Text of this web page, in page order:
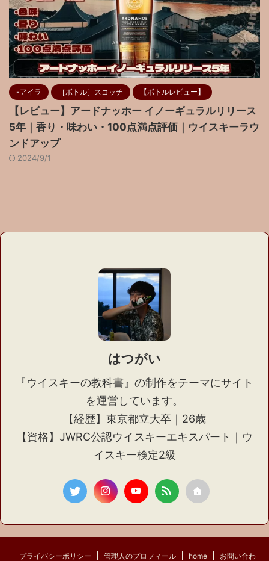
-アイラ ［ボトル］スコッチ 【ボトルレビュー】
【レビュー】アードナッホー イノーギュラルリリース
5年｜香り・味わい・100点満点評価｜ウイスキーラウ
ンドアップ
2024/9/1
はつがい
『ウイスキーの教科書』の制作をテーマにサイト
を運営しています。
【経歴】東京都立大卒｜26歳
【資格】JWRC公認ウイスキーエキスパート｜ウ
イスキー検定2級
プライバシーポリシー 管理人のプロフィール home お問い合わ